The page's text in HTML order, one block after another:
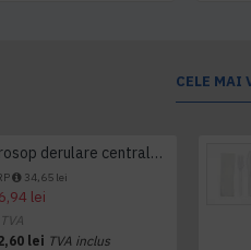
CELE MAI
Prosop derulare centrala 1 pliu, 300 m Tork
34,65 lei
lei
lei TVA inclus